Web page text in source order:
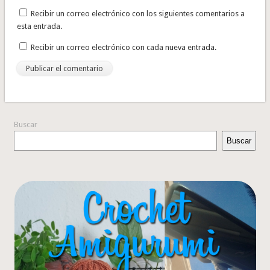
Recibir un correo electrónico con los siguientes comentarios a
esta entrada.
Recibir un correo electrónico con cada nueva entrada.
Buscar
Buscar